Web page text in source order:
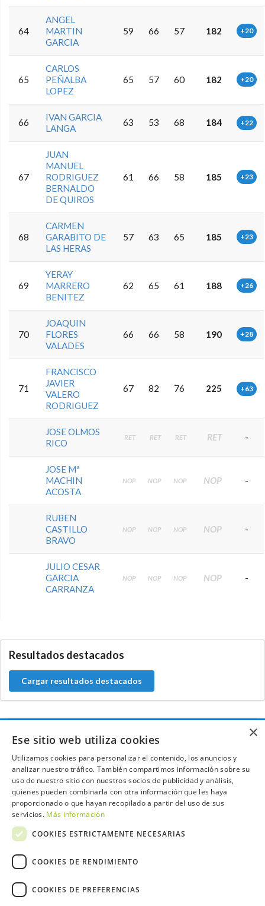
64
ANGEL
MARTIN
GARCIA
59 66 57 182 +20
65
CARLOS
PEÑALBA
LOPEZ
65 57 60 182 +20
66
IVAN GARCIA
LANGA
63 53 68 184 +22
67
JUAN
MANUEL
RODRIGUEZ
BERNALDO
DE QUIROS
61 66 58 185 +23
68
CARMEN
GARABITO DE
LAS HERAS
57 63 65 185 +23
69
YERAY
MARRERO
BENITEZ
62 65 61 188 +26
70
JOAQUIN
FLORES
VALADES
66 66 58 190 +28
71
FRANCISCO
JAVIER
VALERO
RODRIGUEZ
67 82 76 225 +63
JOSE OLMOS
RICO
RET RET RET RET -
JOSE Mª
MACHIN
ACOSTA
NOP NOP NOP NOP -
RUBEN
CASTILLO
BRAVO
NOP NOP NOP NOP -
JULIO CESAR
GARCIA
CARRANZA
NOP NOP NOP NOP -
Resultados destacados
Cargar resultados destacados
Contacta con el equipo de NextCaddy
Opina Contacta
Trabaja con nosotros
×
Ese sitio web utiliza cookies
Utilizamos cookies para personalizar el contenido, los anuncios y
analizar nuestro tráfico. También compartimos información sobre su
uso de nuestro sitio con nuestros socios de publicidad y análisis,
quienes pueden combinarla con otra información que les haya
proporcionado o que hayan recopilado a partir del uso de sus
servicios. Más información
COOKIES ESTRICTAMENTE NECESARIAS
COOKIES DE RENDIMIENTO
COOKIES DE PREFERENCIAS